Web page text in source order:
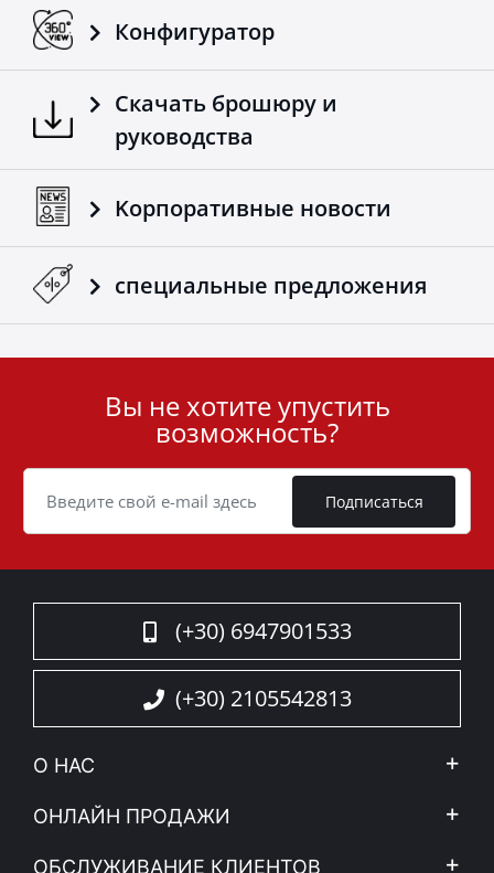
Конфигуратор
Скачать брошюру и
руководства
Kорпоративные новости
специальные предложения
Cookie
Вы не хотите упустить
возможность?
Подписаться
(+30) 6947901533
(+30) 2105542813
О НАС
Компания
ОНЛАЙН ПРОДАЖИ
Mой Aккаунт
ОБСЛУЖИВАНИЕ КЛИЕНТОВ